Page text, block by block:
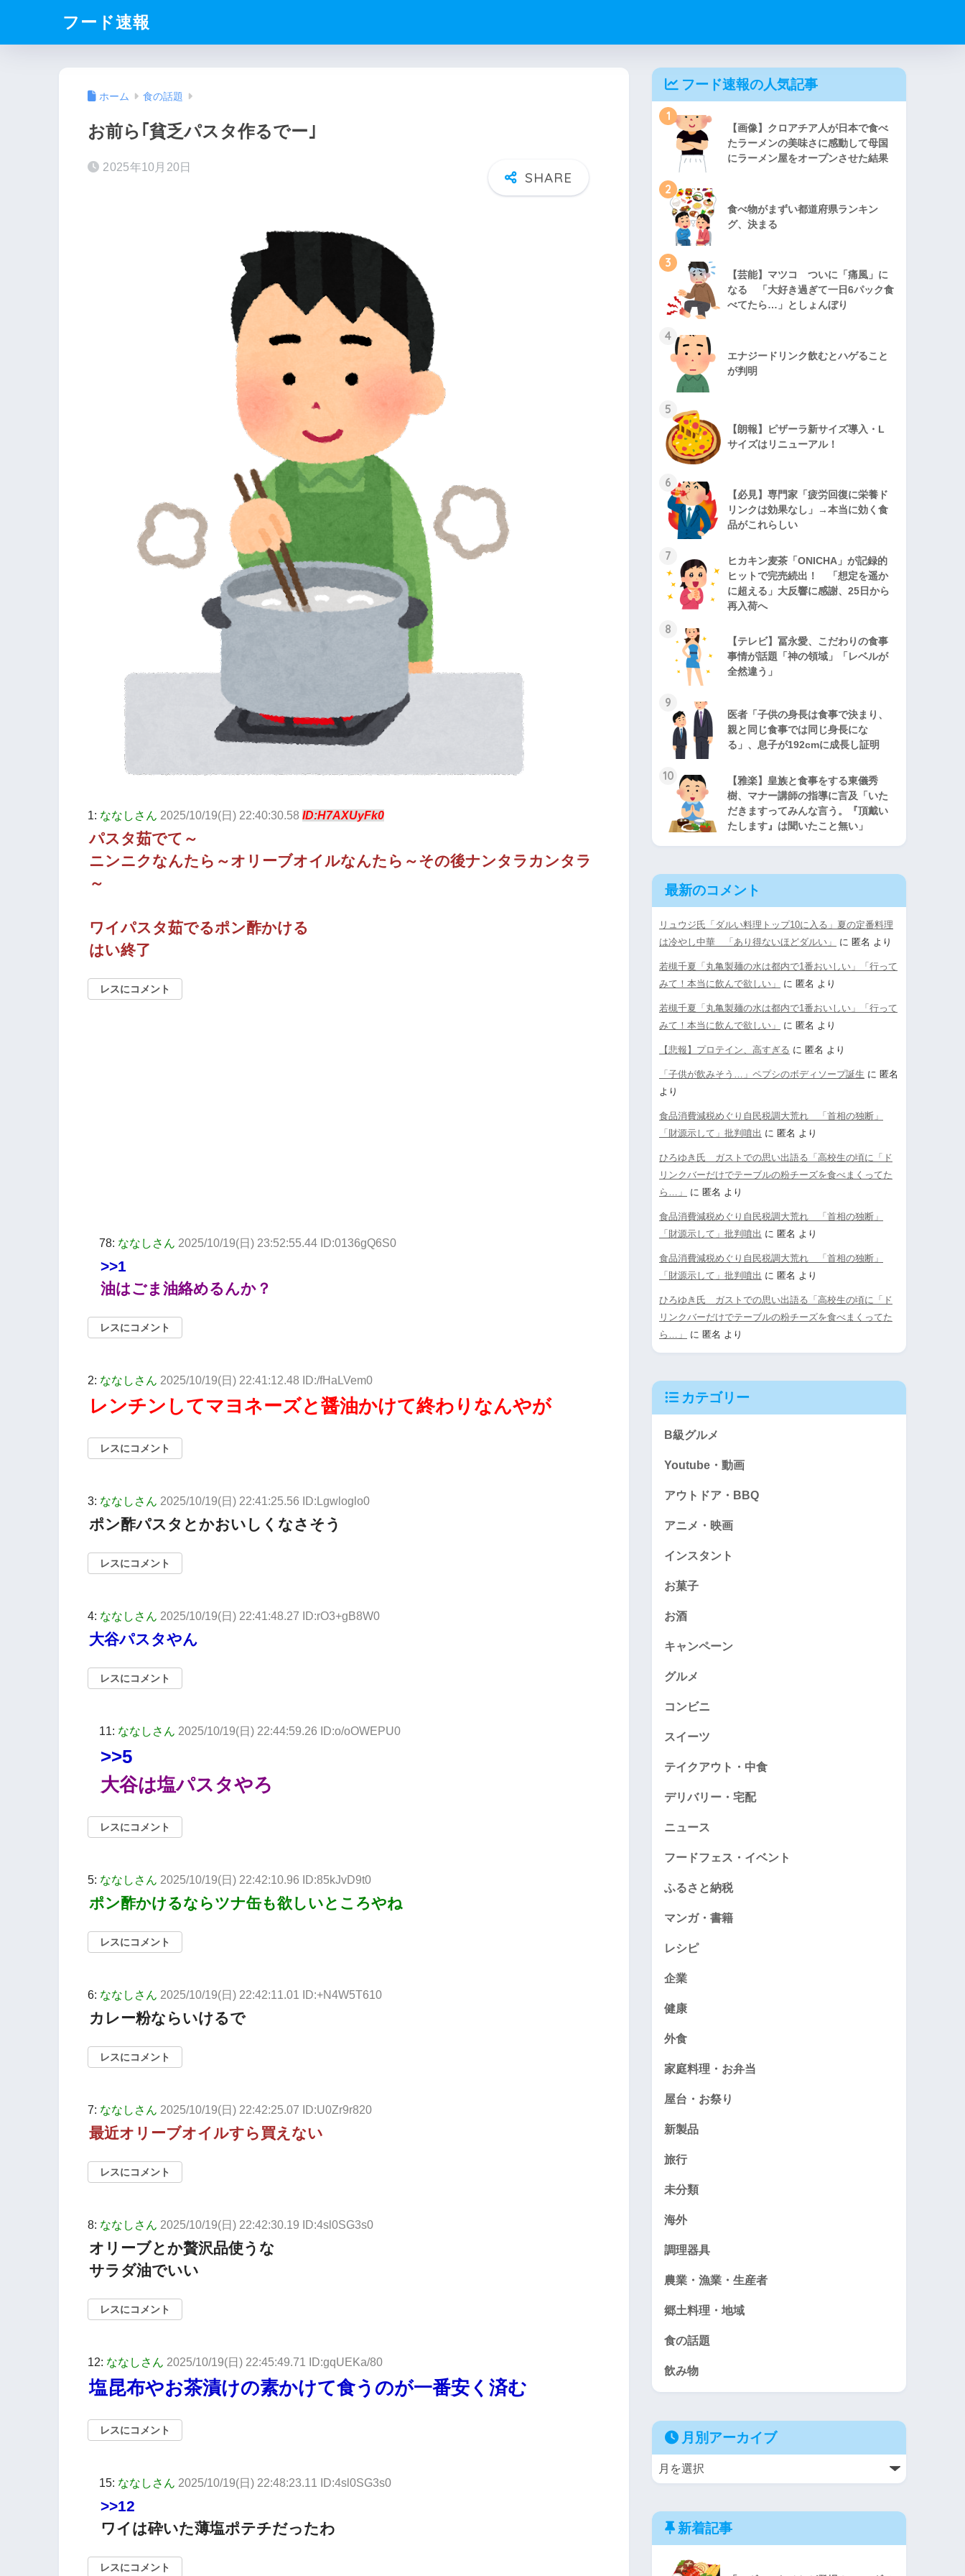
フード速報
ホーム 食の話題
お前ら｢貧乏パスタ作るでー｣
2025年10月20日
1: ななしさん 2025/10/19(日) 22:40:30.58 ID:H7AXUyFk0
パスタ茹でて～
ニンニクなんたら～オリーブオイルなんたら～その後ナンタラカンタラ
～
ワイパスタ茹でるポン酢かける
はい終了
レスにコメント
78: ななしさん 2025/10/19(日) 23:52:55.44 ID:0136gQ6S0
>>1
油はごま油絡めるんか？
レスにコメント
2: ななしさん 2025/10/19(日) 22:41:12.48 ID:/fHaLVem0
レンチンしてマヨネーズと醤油かけて終わりなんやが
レスにコメント
3: ななしさん 2025/10/19(日) 22:41:25.56 ID:Lgwloglo0
ポン酢パスタとかおいしくなさそう
レスにコメント
4: ななしさん 2025/10/19(日) 22:41:48.27 ID:rO3+gB8W0
大谷パスタやん
レスにコメント
11: ななしさん 2025/10/19(日) 22:44:59.26 ID:o/oOWEPU0
>>5
大谷は塩パスタやろ
レスにコメント
5: ななしさん 2025/10/19(日) 22:42:10.96 ID:85kJvD9t0
ポン酢かけるならツナ缶も欲しいところやね
レスにコメント
6: ななしさん 2025/10/19(日) 22:42:11.01 ID:+N4W5T610
カレー粉ならいけるで
レスにコメント
7: ななしさん 2025/10/19(日) 22:42:25.07 ID:U0Zr9r820
最近オリーブオイルすら買えない
レスにコメント
8: ななしさん 2025/10/19(日) 22:42:30.19 ID:4sl0SG3s0
オリーブとか贅沢品使うな
サラダ油でいい
レスにコメント
12: ななしさん 2025/10/19(日) 22:45:49.71 ID:gqUEKa/80
塩昆布やお茶漬けの素かけて食うのが一番安く済む
レスにコメント
15: ななしさん 2025/10/19(日) 22:48:23.11 ID:4sl0SG3s0
>>12
ワイは砕いた薄塩ポテチだったわ
レスにコメント
フード速報の人気記事
1
【画像】クロアチア人が日本で食べ
たラーメンの美味さに感動して母国
にラーメン屋をオープンさせた結果
2
食べ物がまずい都道府県ランキン
グ、決まる
3
【芸能】マツコ ついに「痛風」に
なる 「大好き過ぎて一日6パック食
べてたら…」としょんぼり
4
エナジードリンク飲むとハゲること
が判明
5
【朗報】ピザーラ新サイズ導入・L
サイズはリニューアル！
6
【必見】専門家「疲労回復に栄養ド
リンクは効果なし」→本当に効く食
品がこれらしい
7
ヒカキン麦茶「ONICHA」が記録的
ヒットで完売続出！ 「想定を遥か
に超える」大反響に感謝、25日から
再入荷へ
8
【テレビ】冨永愛、こだわりの食事
事情が話題「神の領域」「レベルが
全然違う」
9
医者「子供の身長は食事で決まり、
親と同じ食事では同じ身長にな
る」、息子が192cmに成長し証明
10
【雅楽】皇族と食事をする東儀秀
樹、マナー講師の指導に言及「いた
だきますってみんな言う。『頂戴い
たします』は聞いたこと無い」
最新のコメント
リュウジ氏「ダルい料理トップ10に入る」夏の定番料理
は冷やし中華 「あり得ないほどダルい」
に 匿名 より
若槻千夏「丸亀製麺の水は都内で1番おいしい」「行って
みて！本当に飲んで欲しい」
に 匿名 より
若槻千夏「丸亀製麺の水は都内で1番おいしい」「行って
みて！本当に飲んで欲しい」
に 匿名 より
【悲報】プロテイン、高すぎる に 匿名 より
「子供が飲みそう…」ペプシのボディソープ誕生 に 匿名
より
食品消費減税めぐり自民税調大荒れ 「首相の独断」
「財源示して」批判噴出 に 匿名 より
ひろゆき氏 ガストでの思い出語る「高校生の頃に「ド
リンクバーだけでテーブルの粉チーズを食べまくってた
ら…」
に 匿名 より
食品消費減税めぐり自民税調大荒れ 「首相の独断」
「財源示して」批判噴出 に 匿名 より
食品消費減税めぐり自民税調大荒れ 「首相の独断」
「財源示して」批判噴出 に 匿名 より
ひろゆき氏 ガストでの思い出語る「高校生の頃に「ド
リンクバーだけでテーブルの粉チーズを食べまくってた
ら…」
に 匿名 より
カテゴリー
B級グルメ
Youtube・動画
アウトドア・BBQ
アニメ・映画
インスタント
お菓子
お酒
キャンペーン
グルメ
コンビニ
スイーツ
テイクアウト・中食
デリバリー・宅配
ニュース
フードフェス・イベント
ふるさと納税
マンガ・書籍
レシピ
企業
健康
外食
家庭料理・お弁当
屋台・お祭り
新製品
旅行
未分類
海外
調理器具
農業・漁業・生産者
郷土料理・地域
食の話題
飲み物
月別アーカイブ
新着記事